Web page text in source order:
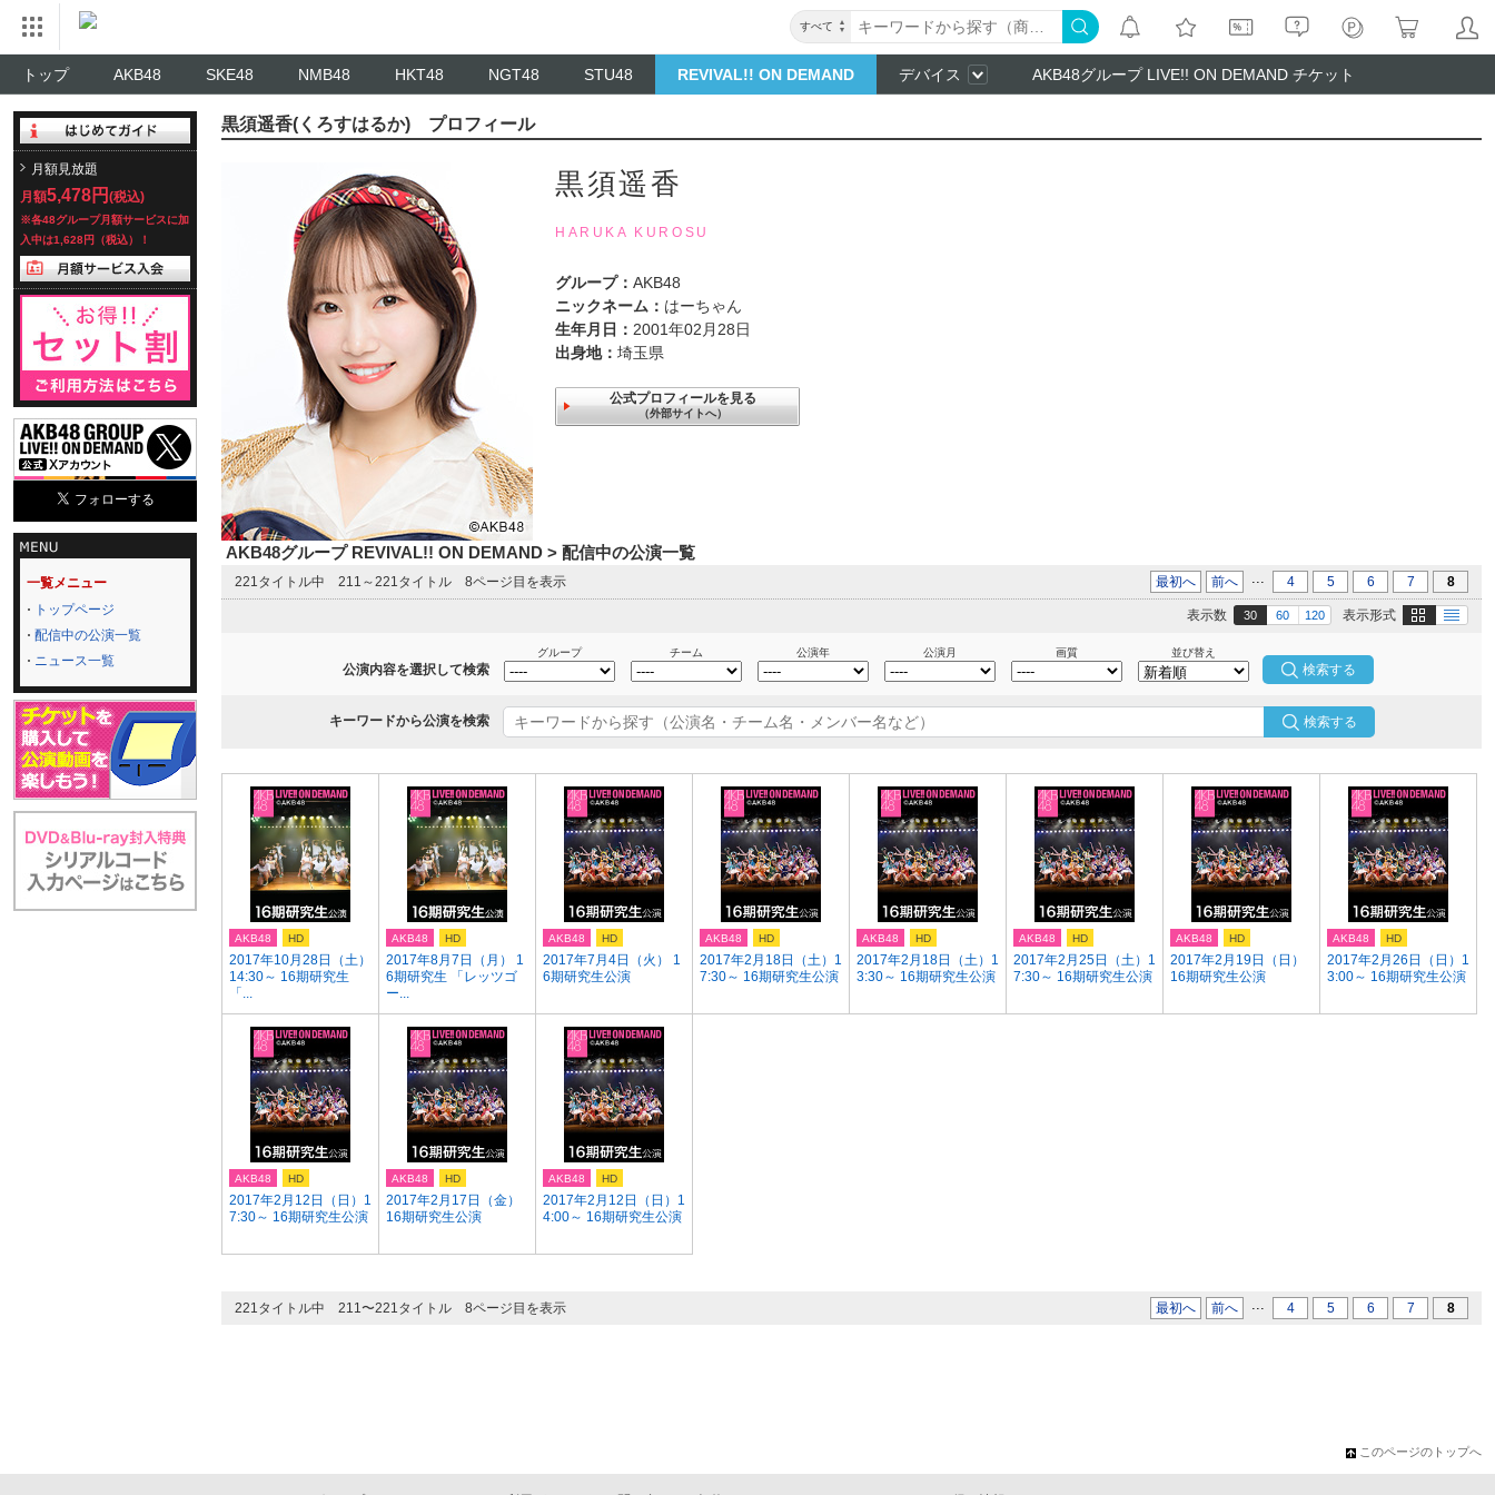
すべて
トップ AKB48 SKE48 NMB48 HKT48 NGT48 STU48 REVIVAL!! ON DEMAND デバイス AKB48グループ LIVE!! ON DEMAND チケット
月額見放題
月額5,478円 (税込)
※各48グループ月額サービスに加
入中は1,628円（税込）！
一覧メニュー
トップページ
配信中の公演一覧
ニュース一覧
黒須遥香(くろすはるか) プロフィール
黒須遥香
HARUKA KUROSU
グループ： AKB48
ニックネーム： はーちゃん
生年月日： 2001年02月28日
出身地： 埼玉県
公式プロフィールを見る
（外部サイトへ）
AKB48グループ REVIVAL!! ON DEMAND > 配信中の公演一覧
221タイトル中 211～221タイトル 8ページ目を表示 最初へ 前へ ... 4 5 6 7 8
表示形式 画像 テキスト
表示数 30 60 120
公演内容を選択して検索
グループ チーム 公演年 公演月 画質 並び替え
キーワードから公演を検索 検索する
2017年10月28日（土）
14:30～ 16期研究生
「...
AKB48 HD
2017年8月7日（月） 1
6期研究生 「レッツゴ
ー...
AKB48 HD
2017年7月4日（火） 1
6期研究生公演
AKB48 HD
2017年2月18日（土）1
7:30～ 16期研究生公演
AKB48 HD
2017年2月18日（土）1
3:30～ 16期研究生公演
AKB48 HD
2017年2月25日（土）1
7:30～ 16期研究生公演
AKB48 HD
2017年2月19日（日）
16期研究生公演
AKB48 HD
2017年2月26日（日）1
3:00～ 16期研究生公演
AKB48 HD
2017年2月12日（日）1
7:30～ 16期研究生公演
AKB48 HD
2017年2月17日（金）
16期研究生公演
AKB48 HD
2017年2月12日（日）1
4:00～ 16期研究生公演
AKB48 HD
221タイトル中 211〜221タイトル 8ページ目を表示 最初へ 前へ ... 4 5 6 7 8
このページのトップへ